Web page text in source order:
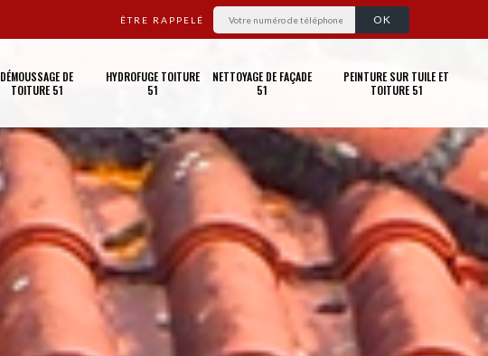
ÊTRE RAPPELÉ
DÉMOUSSAGE DE
TOITURE 51
HYDROFUGE TOITURE
51
NETTOYAGE DE FAÇADE
51
PEINTURE SUR TUILE ET
TOITURE 51